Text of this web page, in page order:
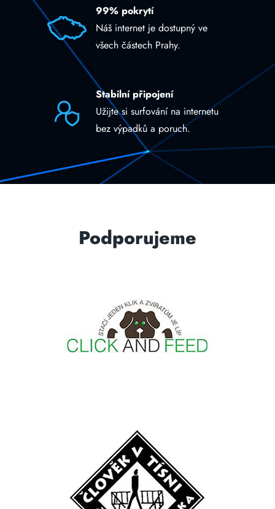
99% pokrytí
Náš internet je dostupný ve
všech částech Prahy.
Stabilní připojení
Užijte si surfování na internetu
bez výpadků a poruch.
Podporujeme